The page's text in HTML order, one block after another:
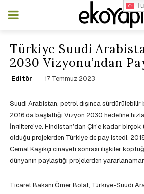
Türkiye Suudi
2030 Vizyonu’ndan
Editör 17 Temmuz 2023
Suudi Arabistan, petrol dışında sürdürülebilir
2016’da başlattığı Vizyon 2030 hedefine
İngiltere’ye, Hindistan’dan Çin’e kadar
olduğu projelerden Türkiye de pay istedi.
Cemal Kaşıkçı cinayeti sonrası ilişkiler
dünyanın paylaştığı projelerden
Ticaret Bakanı Ömer Bolat, Türkiye-Suudi